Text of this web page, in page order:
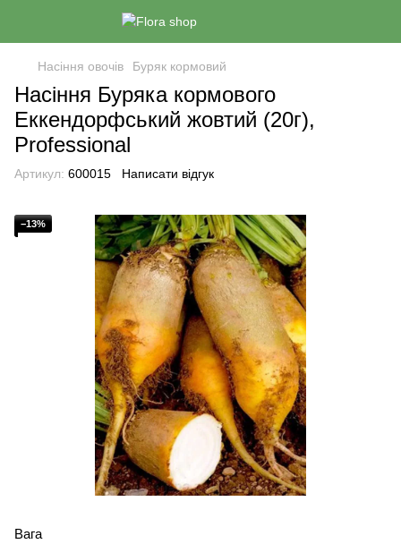
Насіння овочів Буряк кормовий
Насіння Буряка кормового
Еккендорфський жовтий (20г),
Professional
Артикул: 600015 Написати відгук
−13%
Вага